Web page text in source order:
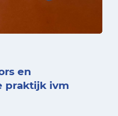
en
praktijk ivm